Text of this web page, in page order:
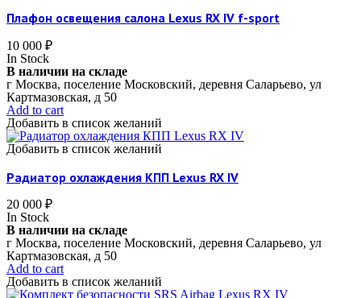
Плафон освещения салона Lexus RX IV f-sport
10 000 ₽
In Stock
В наличии на складе
г Москва, поселение Московский, деревня Саларьево, ул
Картмазовская, д 50
Add to cart
Добавить в список желаний
Добавить в список желаний
Радиатор охлаждения КПП Lexus RX IV
20 000 ₽
In Stock
В наличии на складе
г Москва, поселение Московский, деревня Саларьево, ул
Картмазовская, д 50
Add to cart
Добавить в список желаний